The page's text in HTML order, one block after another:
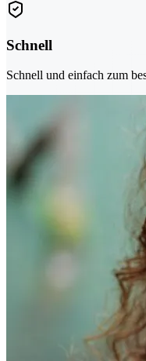
Schnell
Schnell und einfach zum